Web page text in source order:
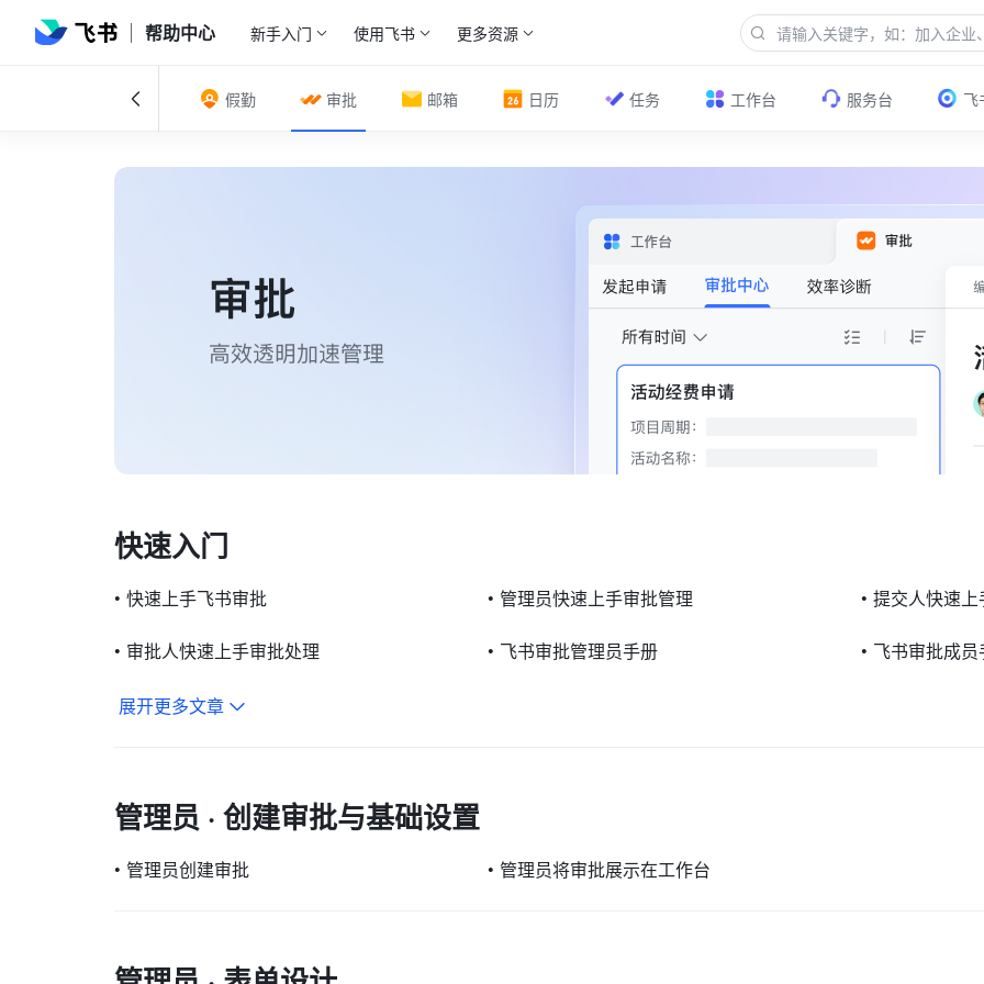
帮助中心 新手入门 使用飞书 更多资源
会议室 假勤 审批 邮箱 日历 任务 工作台 服务台 飞
快速入门
• 快速上手飞书审批 • 管理员快速上手审批管理 • 提交人快速
• 审批人快速上手审批处理 • 飞书审批管理员手册 • 飞书审批成员
展开更多文章
管理员 · 创建审批与基础设置
• 管理员创建审批 • 管理员将审批展示在工作台